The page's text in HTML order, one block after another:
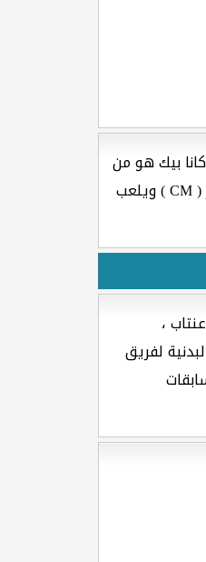
بيك هو من
سنتيمتر ( CM ) ويلعب
،
لفريق